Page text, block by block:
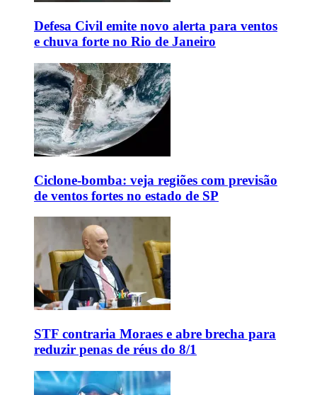
Defesa Civil emite novo alerta para ventos
e chuva forte no Rio de Janeiro
Ciclone-bomba: veja regiões com previsão
de ventos fortes no estado de SP
STF contraria Moraes e abre brecha para
reduzir penas de réus do 8/1